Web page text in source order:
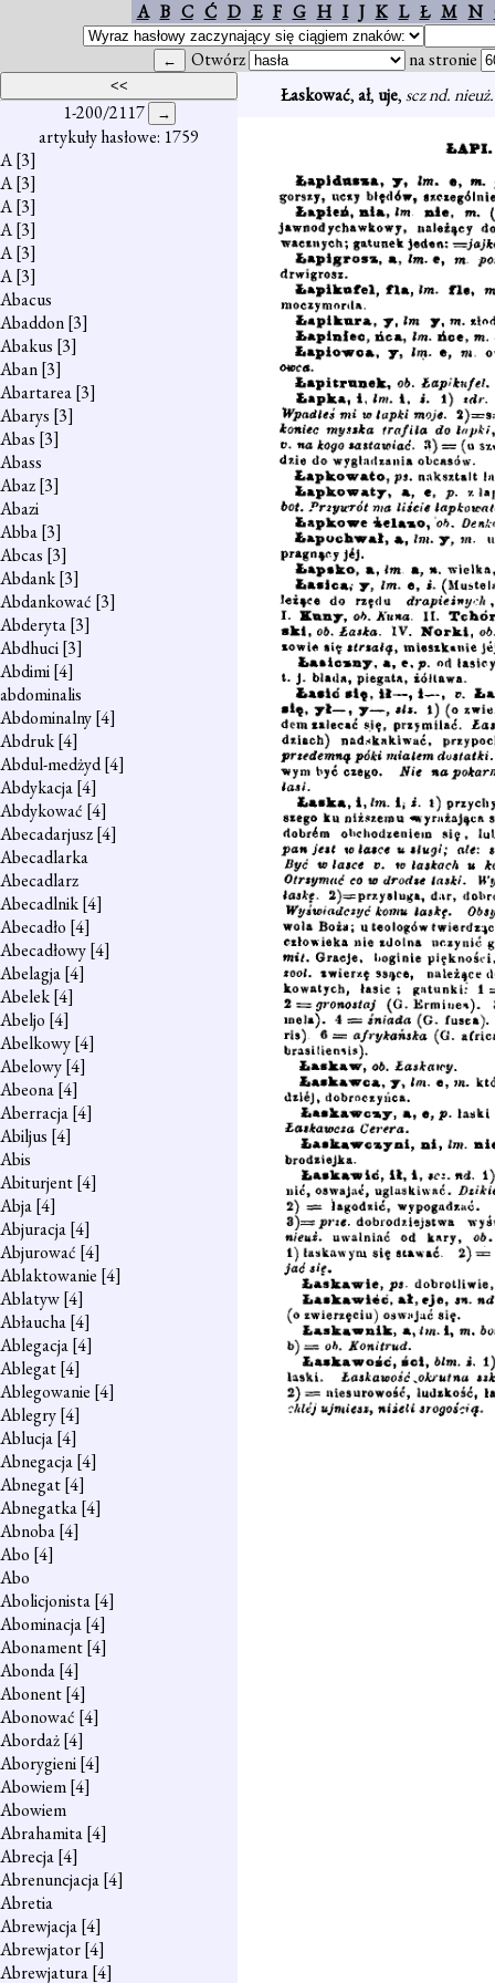
A B C Ć D E F G H I J K L Ł M N
Otwórz na stronie
1-200/2117
artykuły hasłowe: 1759
A[3]
A[3]
A[3]
A[3]
A[3]
A[3]
Abacus
Abaddon[3]
Abakus [3]
Aban[3]
Abartarea[3]
Abarys [3]
Abas [3]
Abass
Abaz[3]
Abazi
Abba[3]
Abcas [3]
Abdank[3]
Abdankować [3]
Abderyta[3]
Abdhuci[3]
Abdimi[4]
abdominalis
Abdominalny[4]
Abdruk[4]
Abdul-medżyd[4]
Abdykacja[4]
Abdykować [4]
Abecadarjusz[4]
Abecadlarka
Abecadlarz
Abecadlnik[4]
Abecadło [4]
Abecadłowy[4]
Abelagja[4]
Abelek[4]
Abeljo [4]
Abelkowy[4]
Abelowy[4]
Abeona[4]
Aberracja[4]
Abiljus [4]
Abis
Abiturjent[4]
Abja[4]
Abjuracja[4]
Abjurować [4]
Ablaktowanie [4]
Ablatyw[4]
Abłaucha[4]
Ablegacja[4]
Ablegat[4]
Ablegowanie [4]
Ablegry[4]
Ablucja[4]
Abnegacja[4]
Abnegat[4]
Abnegatka[4]
Abnoba[4]
Abo [4]
Abo
Abolicjonista[4]
Abominacja[4]
Abonament[4]
Abonda[4]
Abonent[4]
Abonować [4]
Abordaż[4]
Aborygieni[4]
Abowiem[4]
Abowiem
Abrahamita[4]
Abrecja[4]
Abrenuncjacja[4]
Abretia
Abrewjacja[4]
Abrewjator[4]
Abrewjatura[4]
Łaskować,ał, uje,scz nd.